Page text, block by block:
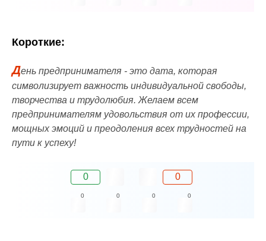
Короткие:
День предпринимателя - это дата, которая
символизирует важность индивидуальной свободы,
творчества и трудолюбия. Желаем всем
предпринимателям удовольствия от их профессии,
мощных эмоций и преодоления всех трудностей на
пути к успеху!
0 0
0 0 0 0